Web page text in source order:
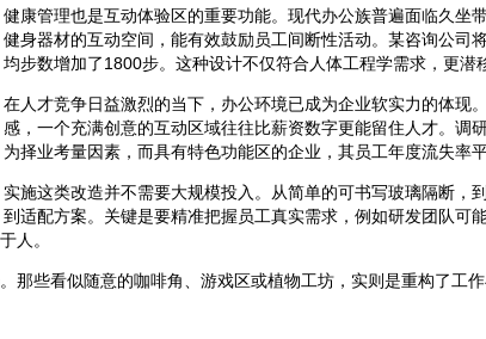
健康管理也是互动体验区的重要功能。现代办公族普遍面临久坐
健身器材的互动空间，能有效鼓励员工间断性活动。某咨询公司
均步数增加了1800步。这种设计不仅符合人体工程学需求，更潜
在人才竞争日益激烈的当下，办公环境已成为企业软实力的体现
感，一个充满创意的互动区域往往比薪资数字更能留住人才。调
为择业考量因素，而具有特色功能区的企业，其员工年度流失率
实施这类改造并不需要大规模投入。从简单的可书写玻璃隔断，
到适配方案。关键是要精准把握员工真实需求，例如研发团队可
人。
些看似随意的咖啡角、游戏区或植物工坊，实则是重构了工